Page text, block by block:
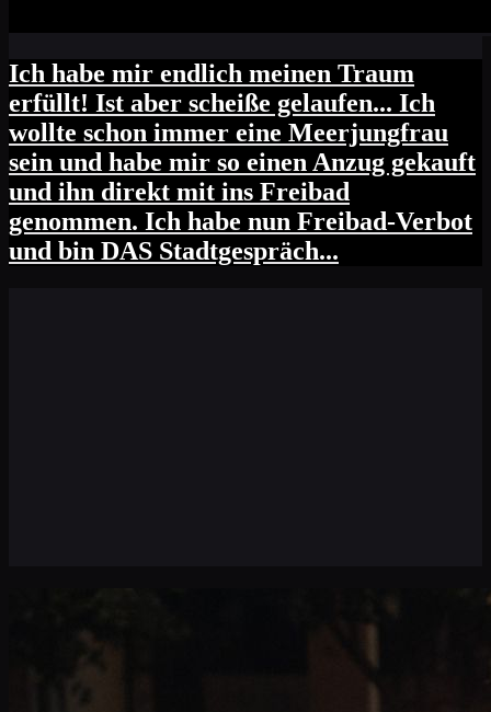
Ich habe mir endlich meinen Traum
erfüllt! Ist aber scheiße gelaufen... Ich
wollte schon immer eine Meerjungfrau
sein und habe mir so einen Anzug gekauft
und ihn direkt mit ins Freibad
genommen. Ich habe nun Freibad-Verbot
und bin DAS Stadtgespräch...